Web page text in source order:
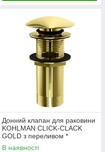
Донний клапан для раковини
KOHLMAN CLICK-CLACK
GOLD з переливом *
В наявності